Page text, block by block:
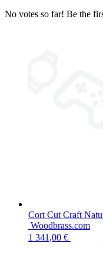
No votes so far! Be the
Cort Cut Craft
1 341,00 €